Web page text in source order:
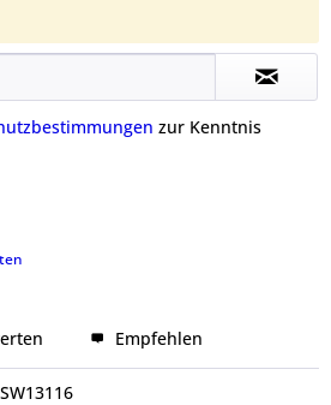
zur Kenntnis
Empfehlen
SW13116